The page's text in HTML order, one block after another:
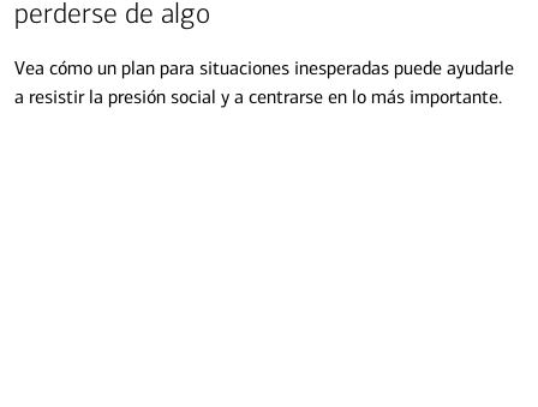
perderse de algo
Vea cómo un plan para situaciones inesperadas puede ayudarle
a resistir la presión social y a centrarse en lo más importante.